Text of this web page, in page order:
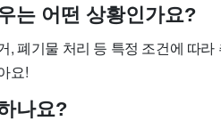
는 어떤 상황인가요?
폐기물 처리 등 특정 조건에 따라
요!
나요?